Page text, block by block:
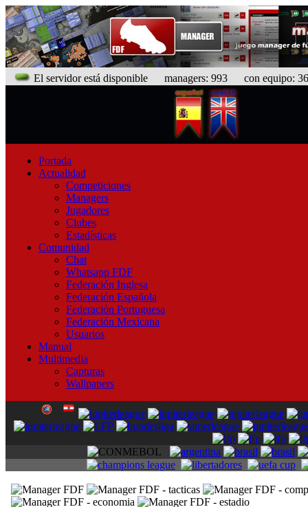
El servidor está disponible managers: 993 con equipo:
Portada
Actualidad
Competiciones
Managers
Jugadores
Clubes
Estadísticas
Comunidad
Chat
Whatsapp FDF
Federación Inglesa
Federación Española
Federación Portuguesa
Federación Mexicana
Usuarios
Manual
Multimedia
Capturas
Wallpapers